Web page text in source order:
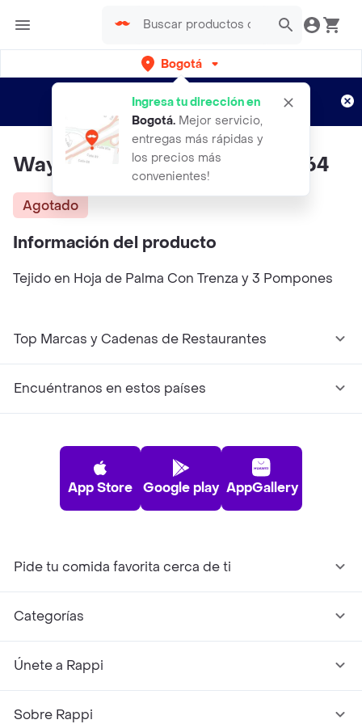
Bogotá
Ingresa tu dirección en
Bogotá. Mejor servicio,
entregas más rápidas y
los precios más
convenientes!
envíos gratis por semanas
Aplican TyC
Wayuu Kaseka Sombrero Sw064
Agotado
Información del producto
Tejido en Hoja de Palma Con Trenza y 3 Pompones
Top Marcas y Cadenas de Restaurantes
Encuéntranos en estos países
App Store Google play AppGallery
Pide tu comida favorita cerca de ti
Categorías
Únete a Rappi
Sobre Rappi